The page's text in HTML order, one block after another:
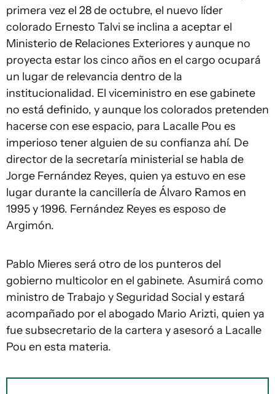
primera vez el 28 de octubre, el nuevo líder
colorado Ernesto Talvi se inclina a aceptar el
Ministerio de Relaciones Exteriores y aunque no
proyecta estar los cinco años en el cargo ocupará
un lugar de relevancia dentro de la
institucionalidad. El viceministro en ese gabinete
no está definido, y aunque los colorados pretenden
hacerse con ese espacio, para Lacalle Pou es
imperioso tener alguien de su confianza ahí. De
director de la secretaría ministerial se habla de
Jorge Fernández Reyes, quien ya estuvo en ese
lugar durante la cancillería de Álvaro Ramos en
1995 y 1996. Fernández Reyes es esposo de
Argimón.
Pablo Mieres será otro de los punteros del
gobierno multicolor en el gabinete. Asumirá como
ministro de Trabajo y Seguridad Social y estará
acompañado por el abogado Mario Arizti, quien ya
fue subsecretario de la cartera y asesoró a Lacalle
Pou en esta materia.